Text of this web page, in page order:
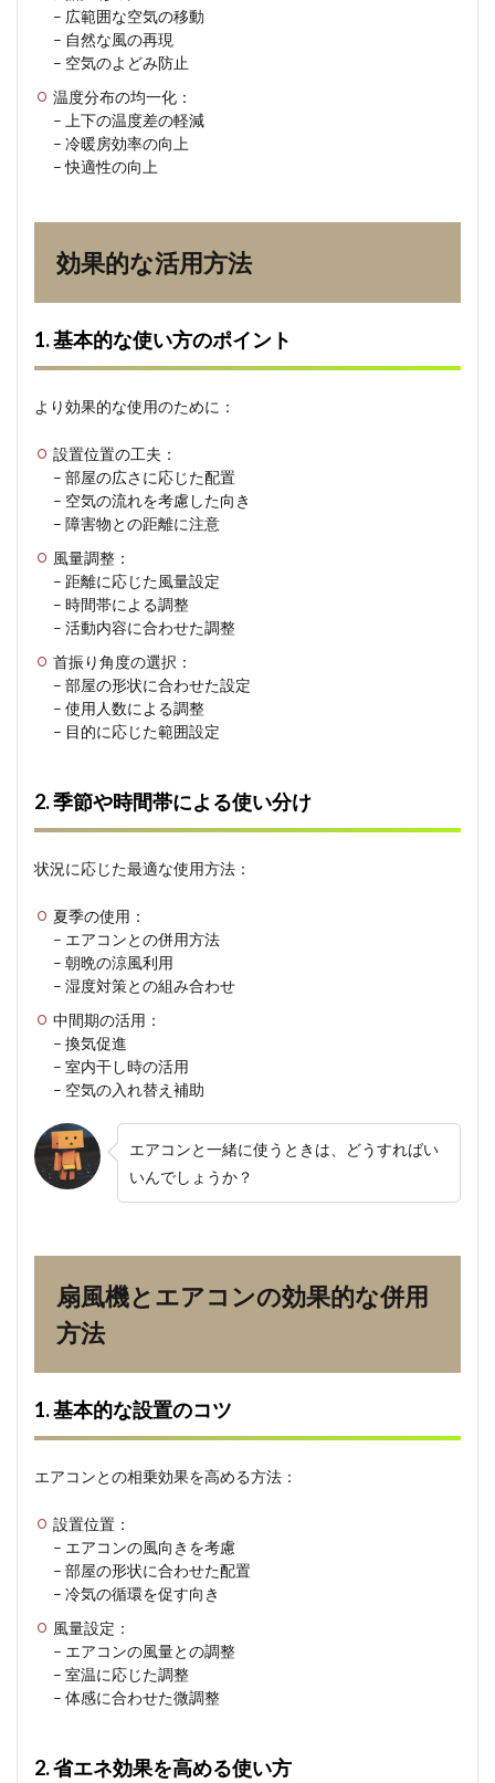
4.2
2. 省
エネ
効果
を高
める
使い
方
ンス
と注
1. 日
常的
手入
5.2
2. 安
全な
使用
めに
6
よく
疑問
と回
7
快適
くり
の重
要素
とし
て
– 広範囲な空気の移動
– 自然な風の再現
– 空気のよどみ防止
温度分布の均一化：
– 上下の温度差の軽減
– 冷暖房効率の向上
– 快適性の向上
効果的な活用方法
1. 基本的な使い方のポイント
より効果的な使用のために：
設置位置の工夫：
– 部屋の広さに応じた配置
– 空気の流れを考慮した向き
– 障害物との距離に注意
風量調整：
– 距離に応じた風量設定
– 時間帯による調整
– 活動内容に合わせた調整
首振り角度の選択：
– 部屋の形状に合わせた設定
– 使用人数による調整
– 目的に応じた範囲設定
2. 季節や時間帯による使い分け
状況に応じた最適な使用方法：
夏季の使用：
– エアコンとの併用方法
– 朝晩の涼風利用
– 湿度対策との組み合わせ
中間期の活用：
– 換気促進
– 室内干し時の活用
– 空気の入れ替え補助
エアコンと一緒に使うときは、どうすればい
いんでしょうか？
扇風機とエアコンの効果的な併用
方法
1. 基本的な設置のコツ
エアコンとの相乗効果を高める方法：
設置位置：
– エアコンの風向きを考慮
– 部屋の形状に合わせた配置
– 冷気の循環を促す向き
風量設定：
– エアコンの風量との調整
– 室温に応じた調整
– 体感に合わせた微調整
2. 省エネ効果を高める使い方